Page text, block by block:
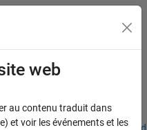
web
au contenu traduit dans
et voir les événements et les